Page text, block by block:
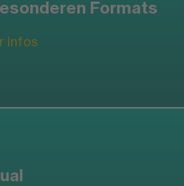
Formats
Infos